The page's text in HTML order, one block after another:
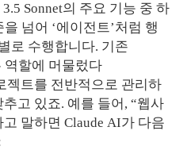
Sonnet의 주요 기능 중 하
넘어 ‘에이전트’처럼 행
로 수행합니다. 기존
역할에 머물렀다
젝트를 전반적으로 관리하
고 있죠. 예를 들어, “웹사
말하면 Claude AI가 다음